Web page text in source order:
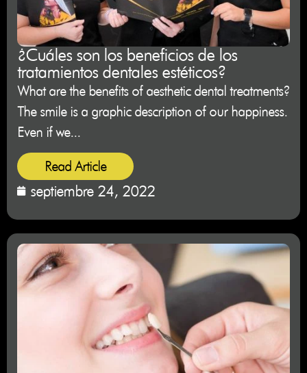
¿Cuáles son los beneficios de los
tratamientos dentales estéticos?
What are the benefits of aesthetic dental treatments?
The smile is a graphic description of our happiness.
Even if we...
Read Article
septiembre 24, 2022